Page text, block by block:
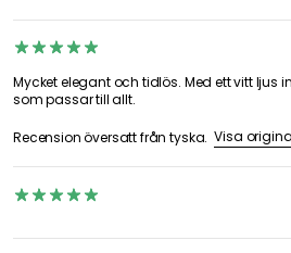
Mycket elegant och tidlös. Med ett vitt ljus
som passar till allt.
Recension översatt från tyska. Visa